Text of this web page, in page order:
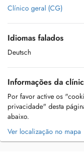
Clínico geral (CG)
Idiomas falados
Deutsch
Informações da
Por favor active os
privacidade" desta
abaixo.
Ver localização no mapa